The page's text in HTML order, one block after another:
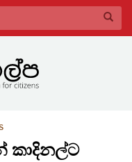
කාදිනල්ට